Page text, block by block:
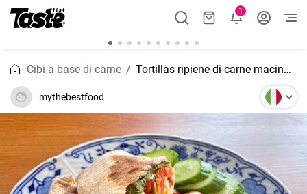
1
Cibi a base di carne Tortillas ripiene di carne macinata e uova
mythebestfood